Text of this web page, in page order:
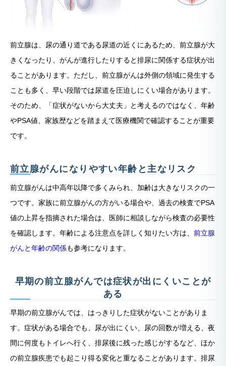
前立腺は、尿の通り道である尿道の近くにあるため、前立腺が大
きくなったり、がんが進行したりすると排尿に関係する症状が出
ることがあります。ただし、前立腺がんは外側の領域に発生する
ことも多く、早い段階では尿道を圧迫しにくい場合があります。
そのため、「症状がないから大丈夫」と考えるのではなく、年齢
やPSA値、家族歴などを踏まえて医療機関で確認することが重要
です。
前立腺がんになりやすい年齢と主なリスク
前立腺がんは中高年以降で多くみられ、加齢は大きなリスクの一
つです。家族に前立腺がんの方がいる場合や、過去の検査でPSA
値の上昇を指摘された場合は、医師に相談しながら検査の必要性
を確認します。年齢による注意点を詳しく知りたい方は、 前立腺
がんと年齢の関係も参考になります。
早期の前立腺がんでは症状が出にくいことが
ある
早期の前立腺がんでは、はっきりした症状がないことがありま
す。症状がある場合でも、尿が出にくい、尿の回数が増える、夜
間に何度もトイレへ行く、排尿後に残った感じがするなど、ほか
の前立腺疾患でも起こり得る変化と重なることがあります。排尿